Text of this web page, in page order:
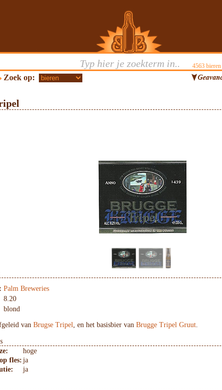
4563bieren |
Zoek op:
Palm Breweries
8.20
blond
van Brugse Tripel, en het basisbier van Brugge Tripel Gruut.
hoge
fles: ja
ja